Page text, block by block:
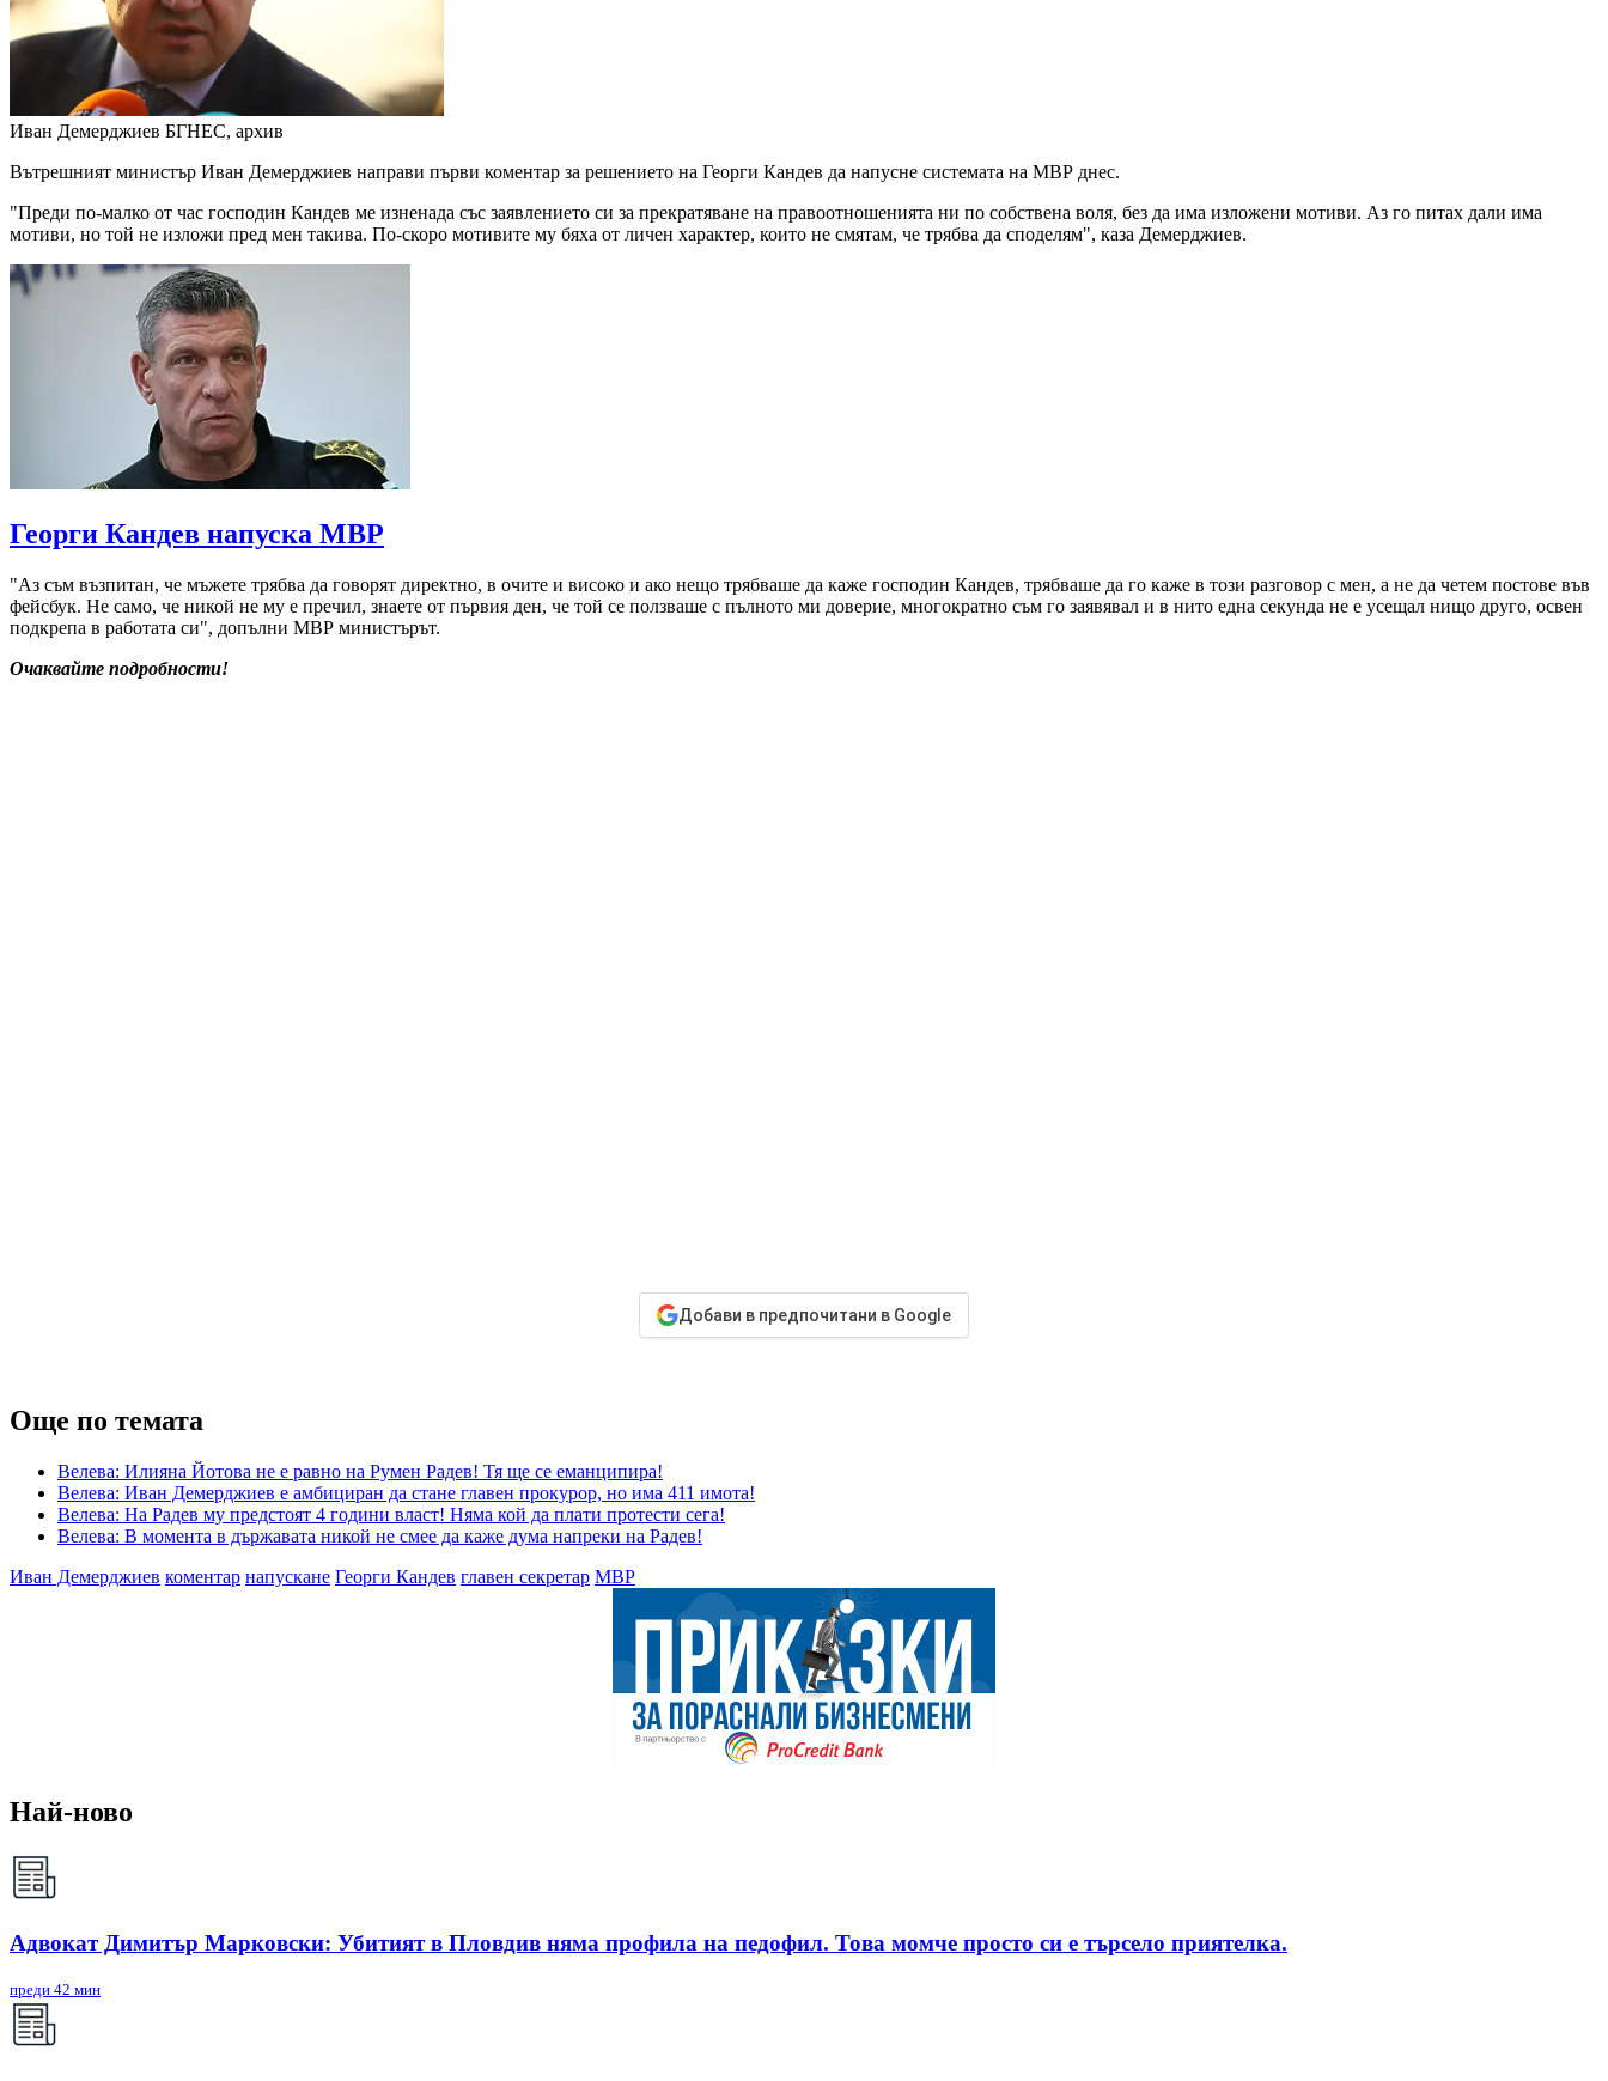
Иван Демерджиев БГНЕС, архив
Вътрешният министър Иван Демерджиев направи първи коментар за решението на Георги Кандев да напусне системата на МВР днес.
"Преди по-малко от час господин Кандев ме изненада със заявлението си за прекратяване на правоотношенията ни по собствена воля, без да има изложени мотиви. Аз го питах дали има
мотиви, но той не изложи пред мен такива. По-скоро мотивите му бяха от личен характер, които не смятам, че трябва да споделям", каза Демерджиев.
Георги Кандев напуска МВР
"Аз съм възпитан, че мъжете трябва да говорят директно, в очите и високо и ако нещо трябваше да каже господин Кандев, трябваше да го каже в този разговор с мен, а не да четем постове във
фейсбук. Не само, че никой не му е пречил, знаете от първия ден, че той се ползваше с пълното ми доверие, многократно съм го заявявал и в нито една секунда не е усещал нищо друго, освен
подкрепа в работата си", допълни МВР министърът.
Очаквайте подробности!
Добави в предпочитани в Google
Още по темата
Велева: Илияна Йотова не е равно на Румен Радев! Тя ще се еманципира!
Велева: Иван Демерджиев е амбициран да стане главен прокурор, но има 411 имота!
Велева: На Радев му предстоят 4 години власт! Няма кой да плати протести сега!
Велева: В момента в държавата никой не смее да каже дума напреки на Радев!
Иван Демерджиев коментар напускане Георги Кандев главен секретар МВР
Най-ново
Адвокат Димитър Марковски: Убитият в Пловдив няма профила на педофил. Това момче просто си е търсело приятелка.
преди 42 мин